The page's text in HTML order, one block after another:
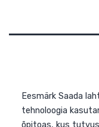
Eesmärk Saada